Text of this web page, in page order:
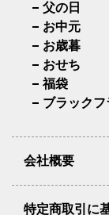
父の日
お中元
お歳暮
おせち
福袋
ブラック
会社概要
特定商取引に